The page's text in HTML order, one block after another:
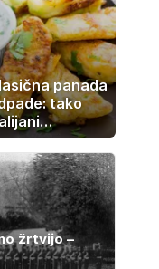
panada
tako
ocvrte
žrtvijo –